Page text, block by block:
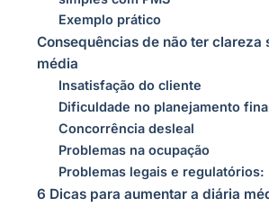
Exemplo prático
Consequências de não ter clareza
média
Insatisfação do cliente
Dificuldade no planejamento
Concorrência desleal
Problemas na ocupação
Problemas legais e regulatórios:
6 Dicas para aumentar a diária